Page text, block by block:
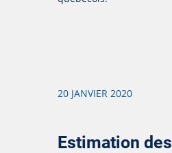
20 JANVIER 2020
Estimation des